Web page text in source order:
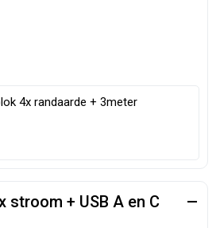
4x randaarde + 3meter
stroom + USB A en C